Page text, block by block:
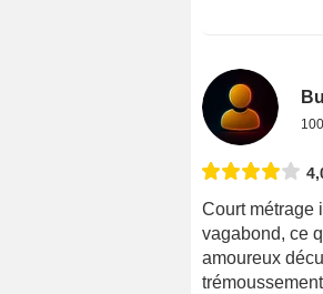
Court métrage
vagabond, ce
amoureux